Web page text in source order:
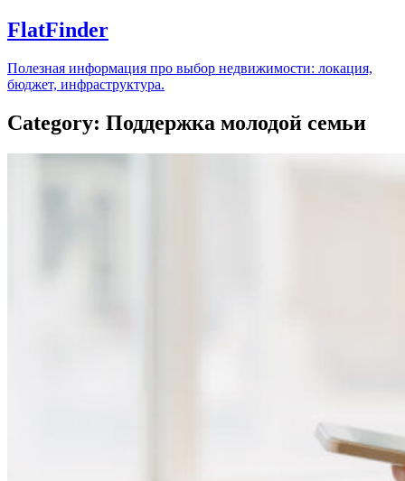
FlatFinder
Полезная информация про выбор недвижимости: локация,
бюджет, инфраструктура.
Category: Поддержка молодой семьи